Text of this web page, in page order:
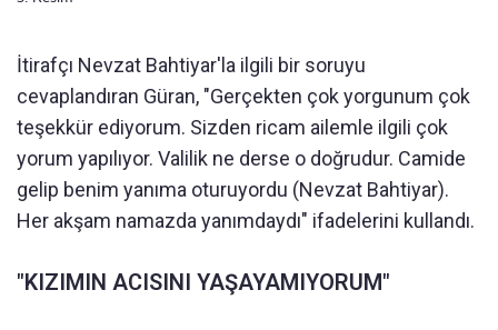
İtirafçı Nevzat Bahtiyar'la ilgili bir soruyu
cevaplandıran Güran, "Gerçekten çok yorgunum çok
teşekkür ediyorum. Sizden ricam ailemle ilgili çok
yorum yapılıyor. Valilik ne derse o doğrudur. Camide
gelip benim yanıma oturuyordu (Nevzat Bahtiyar).
Her akşam namazda yanımdaydı" ifadelerini kullandı.
"KIZIMIN ACISINI YAŞAYAMIYORUM"